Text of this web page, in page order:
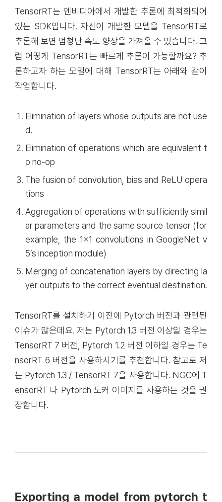
TensorRT는 엔비디아에서 개발한 추론에 최적화되어
있는 SDK입니다. 자신이 개발한 모델을 TensorRT로
추론해 보면 엄청난 속도 향상을 가져올 수 있습니다. 그
럼 어떻게 TensorRT는 빠르게 추론이 가능할까요? 추
론하고자 하는 모델에 대해 TensorRT는 아래와 같이
작업합니다.
Elimination of layers whose outputs are not use
d.
Elimination of operations which are equivalent t
o no-op
The fusion of convolution, bias and ReLU opera
tions
Aggregation of operations with sufficiently simil
ar parameters and the same source tensor (for
example, the 1x1 convolutions in GoogleNet v
5’s inception module)
Merging of concatenation layers by directing la
yer outputs to the correct eventual destination.
TensorRT를 설치하기 이전에 Pytorch 버전과 관련된
이슈가 많은데요. 저는 Pytorch 1.3 버전 이상일 경우는
TensorRT 7 버전, Pytorch 1.2 버전 이하일 경우는 Te
nsorRT 6 버전을 사용하시기를 추천합니다. 참고로 저
는 Pytorch 1.3 / TensorRT 7을 사용합니다. NGC에 T
ensorRT 나 Pytorch 도커 이미지를 사용하는 것을 권
장합니다.
Exporting a model from pytorch t